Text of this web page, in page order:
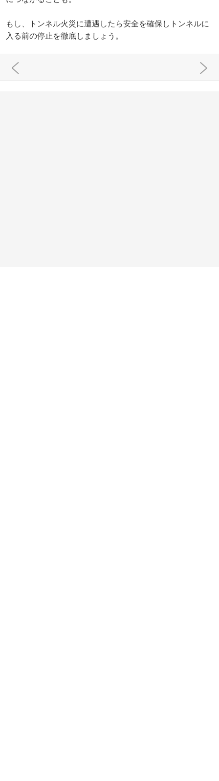
もし、トンネル火災に遭遇したら安全を確保しトンネルに
入る前の停止を徹底しましょう。